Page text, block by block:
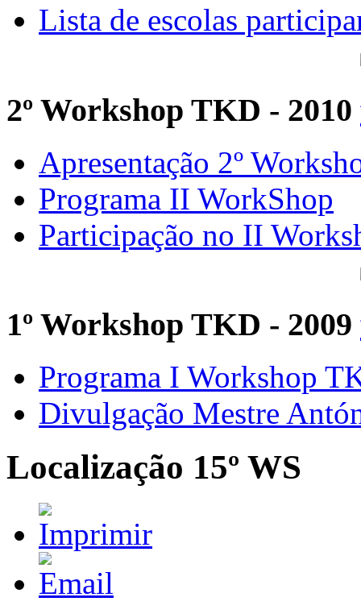
Lista de escolas
2º Workshop TKD - 2010
Apresentação 2º
Programa II WorkShop
Participação no II
1º Workshop TKD - 2009
Programa I Workshop
Divulgação Mestre
Localização 15º WS